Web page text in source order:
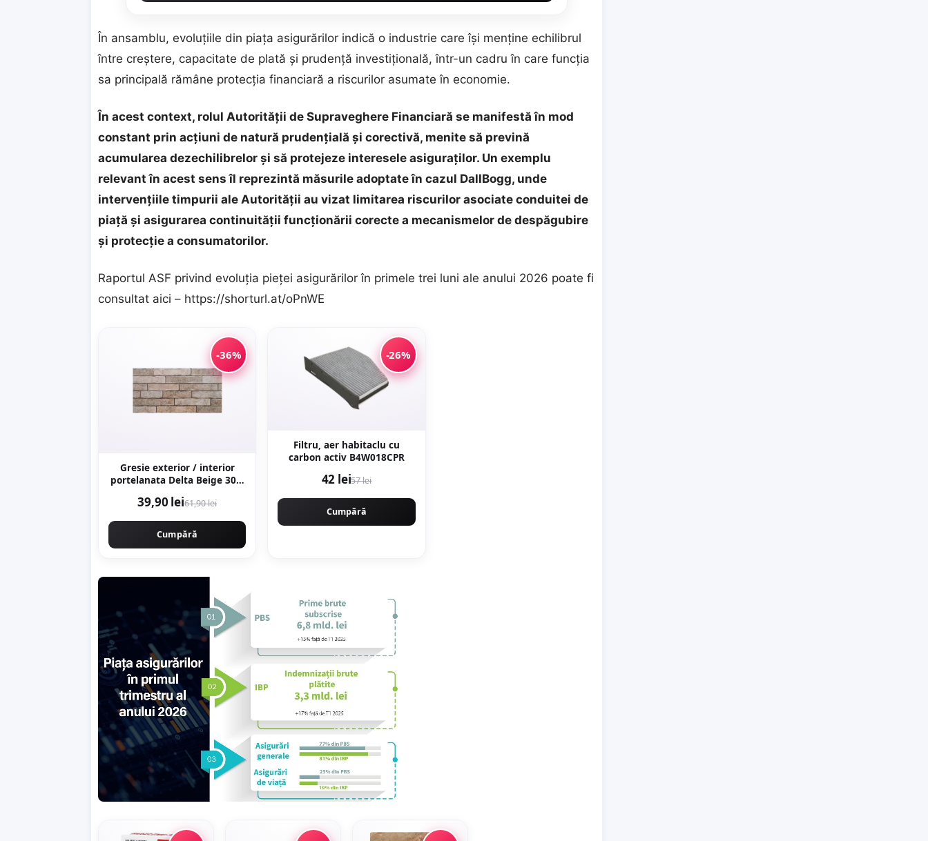
În ansamblu, evoluțiile din piața asigurărilor indică o industrie care își menține echilibrul
între creștere, capacitate de plată și prudență investițională, într-un cadru în care funcția
sa principală rămâne protecția financiară a riscurilor asumate în economie.
În acest context, rolul Autorității de Supraveghere Financiară se manifestă în mod
constant prin acțiuni de natură prudențială și corectivă, menite să prevină
acumularea dezechilibrelor și să protejeze interesele asiguraților. Un exemplu
relevant în acest sens îl reprezintă măsurile adoptate în cazul DallBogg, unde
intervențiile timpurii ale Autorității au vizat limitarea riscurilor asociate conduitei de
piață și asigurarea continuității funcționării corecte a mecanismelor de despăgubire
și protecție a consumatorilor.
Raportul ASF privind evoluția pieței asigurărilor în primele trei luni ale anului 2026 poate fi
consultat aici – https://shorturl.at/oPnWE
-36%
Gresie exterior / interior
portelanata Delta Beige 30 x
piatra
39,90 lei61,90 lei
Cumpără
-26%
Filtru, aer habitaclu cu
carbon activ B4W018CPR
42 lei57 lei
Cumpără